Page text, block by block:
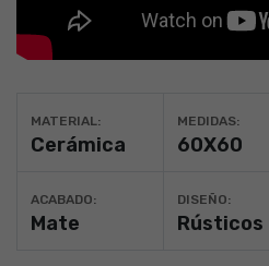
MATERIAL:
Cerámica
MEDIDAS:
60X60
ACABADO:
Mate
DISEÑO:
Rústicos